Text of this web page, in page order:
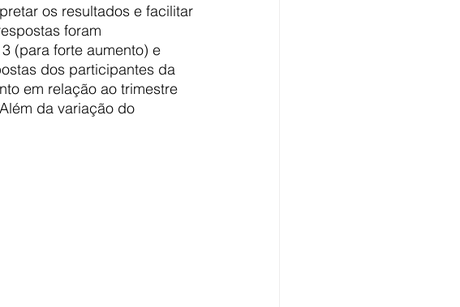
os resultados e facilitar
foram
(para forte aumento) e
dos participantes da
em relação ao trimestre
da variação do